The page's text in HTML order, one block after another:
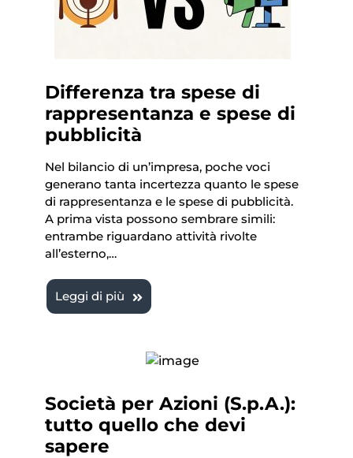
Differenza tra spese di
rappresentanza e spese di
pubblicità
Nel bilancio di un’impresa, poche voci
generano tanta incertezza quanto le spese
di rappresentanza e le spese di pubblicità.
A prima vista possono sembrare simili:
entrambe riguardano attività rivolte
all’esterno,…
Leggi di più
Società per Azioni (S.p.A.):
tutto quello che devi
sapere